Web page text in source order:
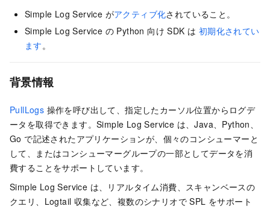
Simple Log Service がアクティブ化されていること。
Simple Log Service の Python 向け SDK は 初期化されてい
ます。
背景情報
PullLogs 操作を呼び出して、指定したカーソル位置からログデ
ータを取得できます。Simple Log Service は、Java、Python、
Go で記述されたアプリケーションが、個々のコンシューマーと
して、またはコンシューマーグループの一部としてデータを消
費することをサポートしています。
Simple Log Service は、リアルタイム消費、スキャンベースの
クエリ、Logtail 収集など、複数のシナリオで SPL をサポート